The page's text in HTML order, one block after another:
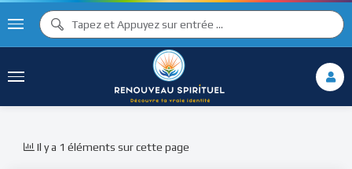
Il y a 1 éléments sur cette page